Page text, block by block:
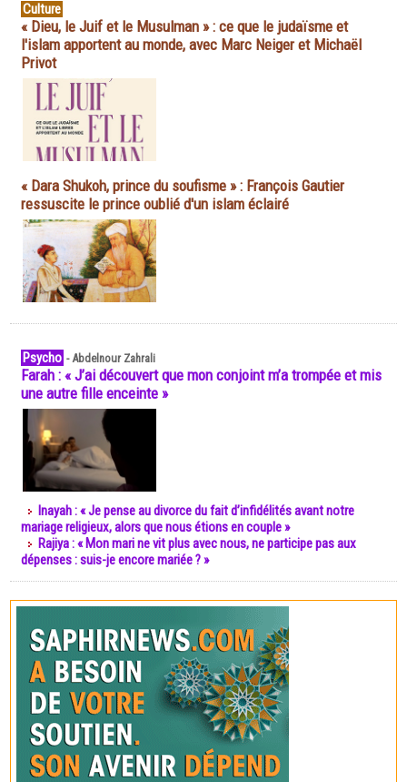
Culture
« Dieu, le Juif et le Musulman » : ce que le judaïsme et
l'islam apportent au monde, avec Marc Neiger et Michaël
Privot
« Dara Shukoh, prince du soufisme » : François Gautier
ressuscite le prince oublié d'un islam éclairé
Psycho -Abdelnour Zahrali
Farah : « J’ai découvert que mon conjoint m’a trompée et mis
une autre fille enceinte »
Inayah : « Je pense au divorce du fait d’infidélités avant notre
mariage religieux, alors que nous étions en couple »
Rajiya : « Mon mari ne vit plus avec nous, ne participe pas aux
dépenses : suis-je encore mariée ? »